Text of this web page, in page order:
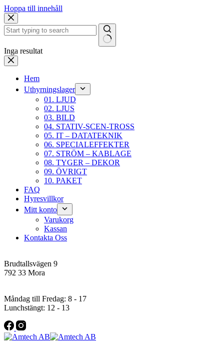
Hoppa till innehåll
Inga resultat
Hem
Uthyrningslager
01. LJUD
02. LJUS
03. BILD
04. STATIV-SCEN-TROSS
05. IT – DATATEKNIK
06. SPECIALEFFEKTER
07. STRÖM – KABLAGE
08. TYGER – DEKOR
09. ÖVRIGT
10. PAKET
FAQ
Hyresvillkor
Mitt konto
Varukorg
Kassan
Kontakta Oss
Brudtallsvägen 9
792 33 Mora
Måndag till Fredag: 8 - 17
Lunchstängt: 12 - 13